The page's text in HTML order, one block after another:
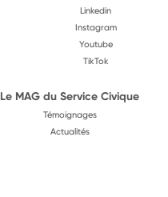
Linkedin
Instagram
Youtube
TikTok
Le MAG du Service Civique
Témoignages
Actualités